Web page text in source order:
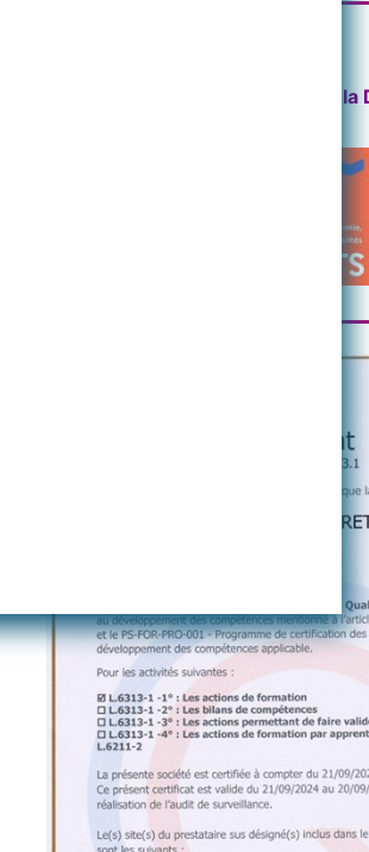
8 certifiée par l’EMCC (EIA)
formation enregistré auprès de la